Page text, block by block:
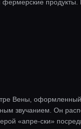
продукты.
Вены,
звучанием. Он
«апре-ски»